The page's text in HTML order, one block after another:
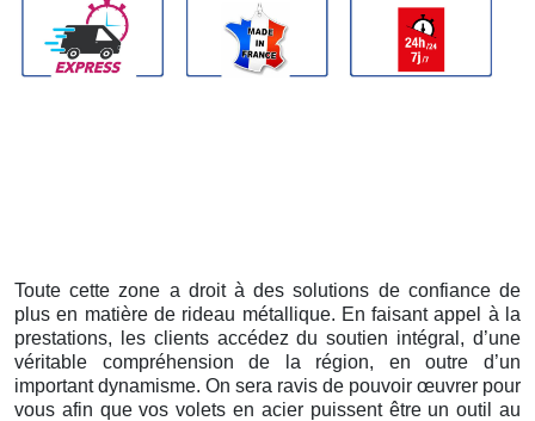
Toute cette zone a droit à des solutions de confiance de
plus en matière de rideau métallique. En faisant appel à la
prestations, les clients accédez du soutien intégral, d’une
véritable compréhension de la région, en outre d’un
important dynamisme. On sera ravis de pouvoir œuvrer pour
vous afin que vos volets en acier puissent être un outil au